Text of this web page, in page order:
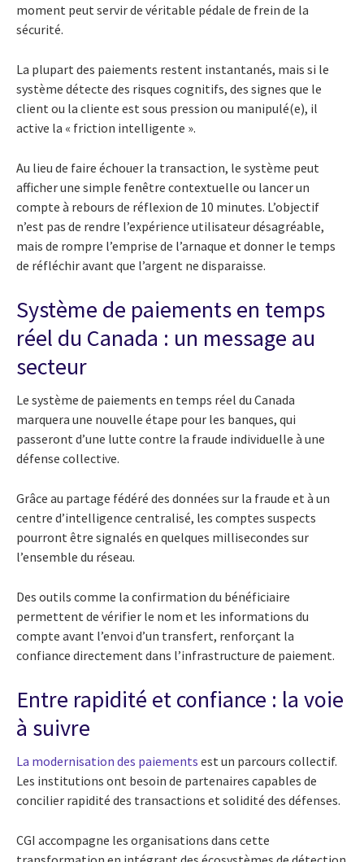
moment peut servir de véritable pédale de frein de la
sécurité.
La plupart des paiements restent instantanés, mais si le
système détecte des risques cognitifs, des signes que le
client ou la cliente est sous pression ou manipulé(e), il
active la « friction intelligente ».
Au lieu de faire échouer la transaction, le système peut
afficher une simple fenêtre contextuelle ou lancer un
compte à rebours de réflexion de 10 minutes. L’objectif
n’est pas de rendre l’expérience utilisateur désagréable,
mais de rompre l’emprise de l’arnaque et donner le temps
de réfléchir avant que l’argent ne disparaisse.
Système de paiements en temps
réel du Canada : un message au
secteur
Le système de paiements en temps réel du Canada
marquera une nouvelle étape pour les banques, qui
passeront d’une lutte contre la fraude individuelle à une
défense collective.
Grâce au partage fédéré des données sur la fraude et à un
centre d’intelligence centralisé, les comptes suspects
pourront être signalés en quelques millisecondes sur
l’ensemble du réseau.
Des outils comme la confirmation du bénéficiaire
permettent de vérifier le nom et les informations du
compte avant l’envoi d’un transfert, renforçant la
confiance directement dans l’infrastructure de paiement.
Entre rapidité et confiance : la voie
à suivre
La modernisation des paiements est un parcours collectif.
Les institutions ont besoin de partenaires capables de
concilier rapidité des transactions et solidité des défenses.
CGI accompagne les organisations dans cette